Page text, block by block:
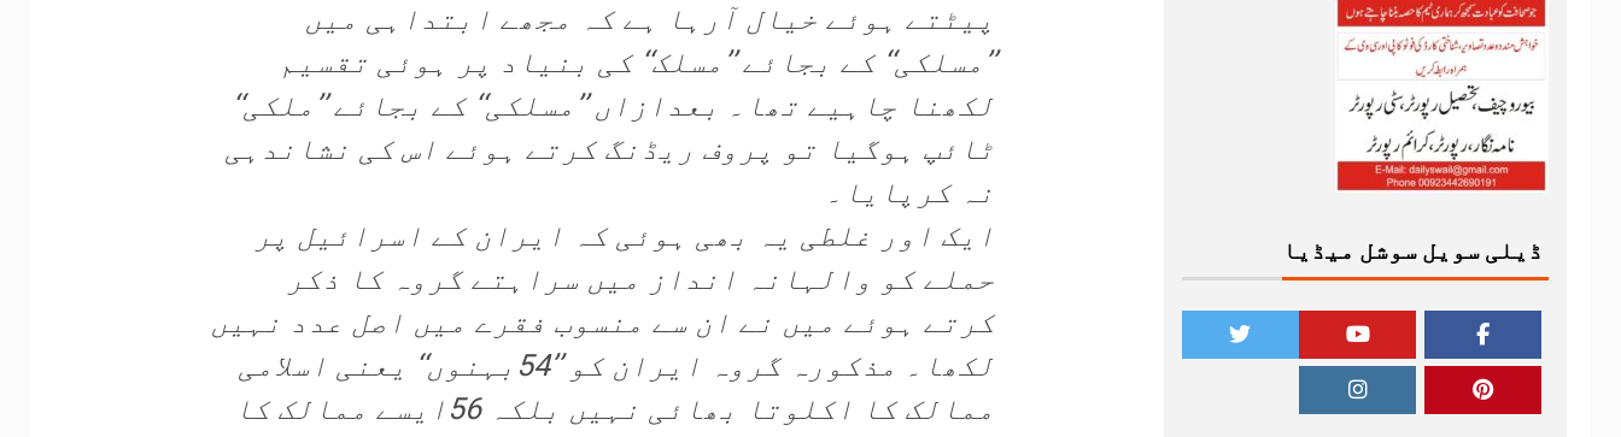
پیٹتے ہوئے خیال آرہا ہے کہ مجھے ابتداہی میں
’’مسلکی‘‘ کے بجائے ’’مسلک‘‘ کی بنیاد پر ہوئی تقسیم
لکھنا چاہیے تھا۔ بعدازاں ’’مسلکی‘‘ کے بجائے ’’ملکی‘‘
ٹائپ ہوگیا تو پروف ریڈنگ کرتے ہوئے اس کی نشاندہی
نہ کرپایا۔
ایک اور غلطی یہ بھی ہوئی کہ ایران کے اسرائیل پر
حملے کو والہانہ انداز میں سراہتے گروہ کا ذکر
کرتے ہوئے میں نے ان سے منسوب فقرے میں اصل عدد نہیں
لکھا۔ مذکورہ گروہ ایران کو ’’54بہنوں‘‘ یعنی اسلامی
ممالک کا اکلوتا بھائی نہیں بلکہ 56ایسے ممالک کا
ڈیلی سویل سوشل میڈیا